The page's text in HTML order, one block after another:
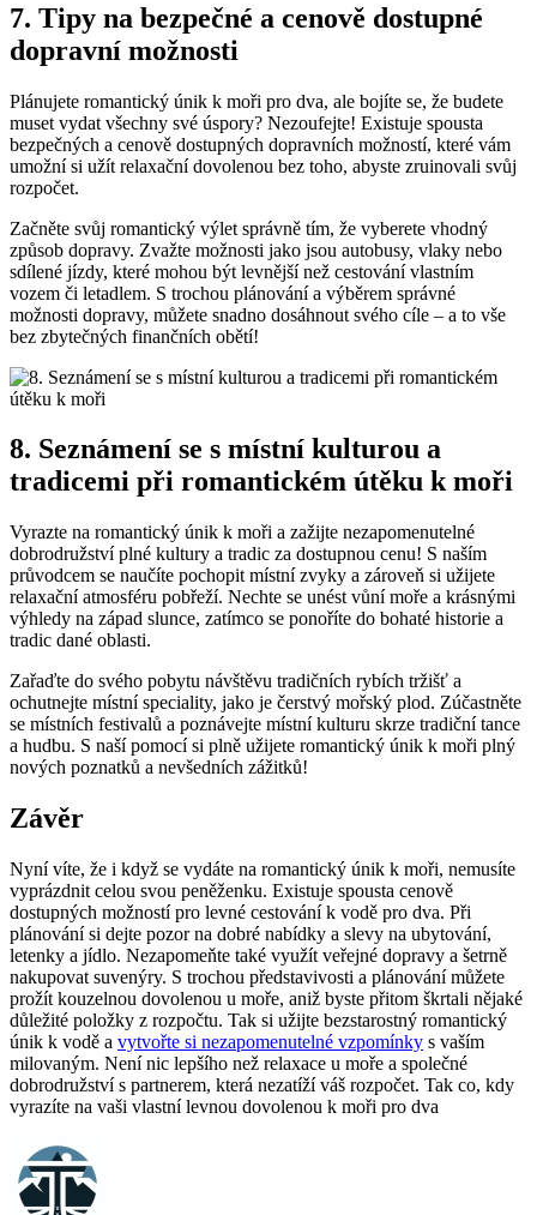
7. Tipy na bezpečné a cenově dostupné
dopravní možnosti
Plánujete romantický ‌únik k moři ​pro dva, ale bojíte se, že budete
muset⁤ vydat všechny své úspory? Nezoufejte! ‍Existuje spousta⁢
bezpečných a cenově dostupných ⁣dopravních možností, které vám
umožní si užít relaxační dovolenou ⁣bez toho, abyste zruinovali svůj
rozpočet.
Začněte svůj romantický výlet‌ správně⁤ tím, že vyberete vhodný
způsob dopravy. ​Zvažte možnosti⁣ jako jsou autobusy, vlaky ⁤nebo
sdílené jízdy, které mohou být levnější než cestování vlastním
vozem či letadlem. S trochou plánování a výběrem ⁢správné
možnosti dopravy, můžete snadno dosáhnout ‍svého ⁣cíle⁣ – a to vše
bez zbytečných finančních obětí!
8. Seznámení se s místní kulturou a
tradicemi při romantickém útěku k moři
Vyrazte na romantický únik k moři⁤ a zažijte nezapomenutelné
dobrodružství plné kultury a tradic za dostupnou cenu! S naším
průvodcem se naučíte pochopit místní⁣ zvyky a zároveň si užijete
relaxační atmosféru pobřeží. Nechte se unést vůní moře a krásnými
výhledy na západ slunce, ​zatímco ⁣se ponoříte do ⁤bohaté ⁣historie a ​
tradic ⁢dané oblasti.
Zařaďte do svého pobytu návštěvu⁢ tradičních rybích tržišť a
ochutnejte místní speciality, ‌jako je čerstvý mořský plod. Zúčastněte
‍se místních festivalů a poznávejte místní kulturu skrze tradiční tance
a hudbu. S naší pomocí si plně užijete romantický únik k moři plný
nových‌ poznatků a nevšedních zážitků!
Závěr
Nyní víte, že i​ když‍ se vydáte na romantický⁢ únik k moři, nemusíte⁣
vyprázdnit celou ‍svou peněženku. ​Existuje spousta cenově
dostupných možností‌ pro levné⁤ cestování ‍k vodě pro dva. Při
plánování ‍si dejte pozor na ⁣dobré nabídky a slevy na⁢ ubytování,
letenky a jídlo. Nezapomeňte také využít veřejné dopravy a šetrně
nakupovat suvenýry. S trochou představivosti a plánování ⁢můžete
prožít ​kouzelnou dovolenou u‌ moře, aniž byste přitom⁢ škrtali nějaké
důležité položky z⁣ rozpočtu. Tak si‍ užijte bezstarostný romantický
únik k vodě a vytvořte si nezapomenutelné vzpomínky s⁢ vaším
milovaným. Není nic lepšího⁢ než relaxace u moře a společné
dobrodružství s partnerem, která nezatíží váš rozpočet. Tak co, kdy
vyrazíte ​na vaši vlastní levnou dovolenou k moři pro⁤ dva